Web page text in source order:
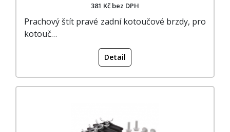
381 Kč bez DPH
Prachový štít pravé zadní kotoučové brzdy, pro
kotouč…
Detail